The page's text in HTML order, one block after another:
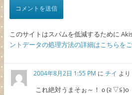
このサイトはスパムを低減するために
ントデータの処理方法の詳細はこちらを
2004年8月2日 1:55 PM にチイ より
これ絶対うまそぉ～！ｏ(≧▽≦)o